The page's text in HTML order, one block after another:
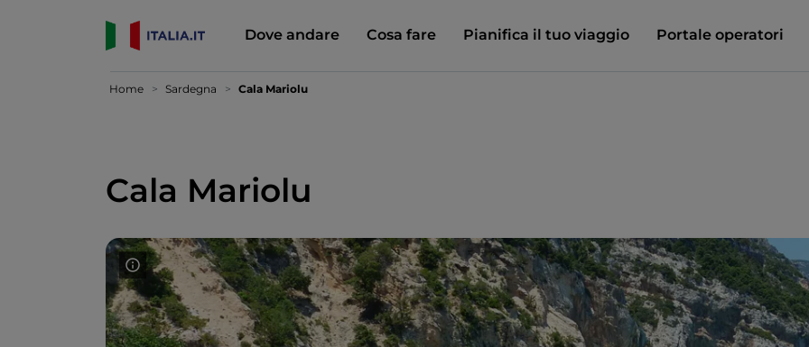
Dove andare Cosa fare Pianifica il tuo viaggio Portale operatori
Home Sardegna Cala Mariolu
Cala Mariolu